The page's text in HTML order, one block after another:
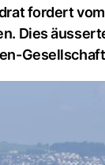
fordert
Dies
Gesellschaft